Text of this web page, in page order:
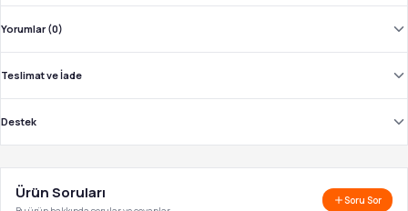
Yorumlar (0)
Teslimat ve İade
Destek
Ürün Soruları Soru Sor